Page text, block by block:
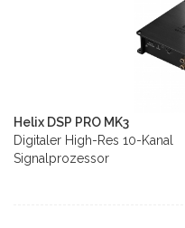
Helix DSP PRO MK3
Digitaler High-Res 10-Kanal
Signalprozessor